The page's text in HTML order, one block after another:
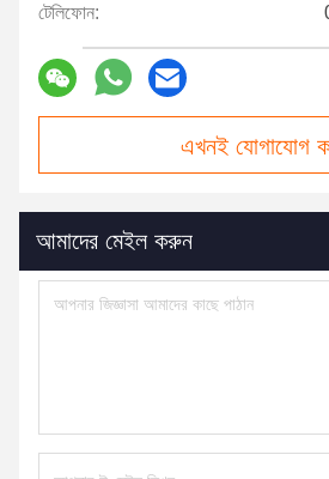
টেলিফোন:
এখনই যোগাযোগ
আমাদের মেইল করুন